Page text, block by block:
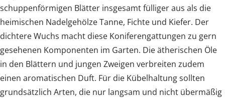
schuppenförmigen Blätter insgesamt fülliger aus als die
heimischen Nadelgehölze Tanne, Fichte und Kiefer. Der
dichtere Wuchs macht diese Koniferengattungen zu gern
gesehenen Komponenten im Garten. Die ätherischen Öle
in den Blättern und jungen Zweigen verbreiten zudem
einen aromatischen Duft. Für die Kübelhaltung sollten
grundsätzlich Arten, die nur langsam und nicht übermäßig